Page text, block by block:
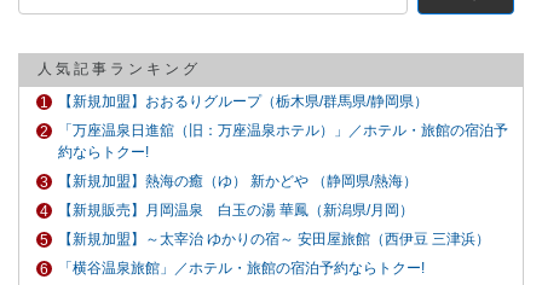
索:
人気記事ランキング
【新規加盟】おおるりグループ（栃木県/群馬県/静岡県）
「万座温泉日進舘（旧：万座温泉ホテル）」／ホテル・旅館の宿泊予
約ならトクー!
【新規加盟】熱海の癒（ゆ） 新かどや （静岡県/熱海）
【新規販売】月岡温泉 白玉の湯 華鳳（新潟県/月岡）
【新規加盟】～太宰治 ゆかりの宿～ 安田屋旅館（西伊豆 三津浜）
「横谷温泉旅館」／ホテル・旅館の宿泊予約ならトクー!